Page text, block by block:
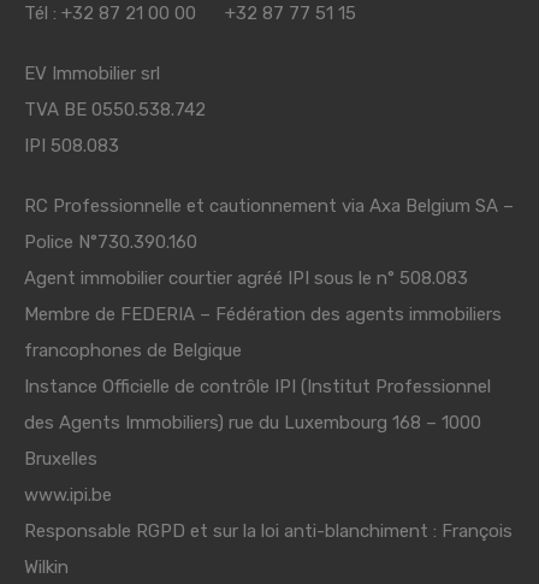
Tél : +32 87 21 00 00 +32 87 77 51 15
EV Immobilier srl
TVA BE 0550.538.742
IPI 508.083
RC Professionnelle et cautionnement via Axa Belgium SA –
Police N°730.390.160
Agent immobilier courtier agréé IPI sous le n° 508.083
Membre de FEDERIA – Fédération des agents immobiliers
francophones de Belgique
Instance Officielle de contrôle IPI (Institut Professionnel
des Agents Immobiliers) rue du Luxembourg 168 – 1000
Bruxelles
www.ipi.be
Responsable RGPD et sur la loi anti-blanchiment : François
Wilkin